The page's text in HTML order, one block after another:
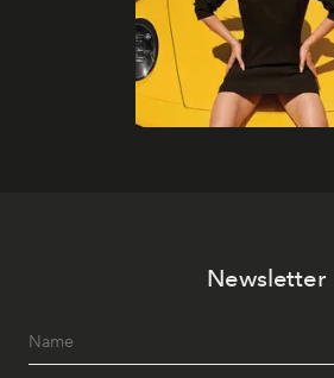
Newsletter